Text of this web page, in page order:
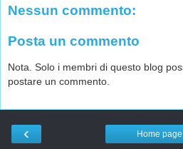
Nessun commento:
Posta un commento
Nota. Solo i membri di questo blog
postare un commento.
‹ Home page